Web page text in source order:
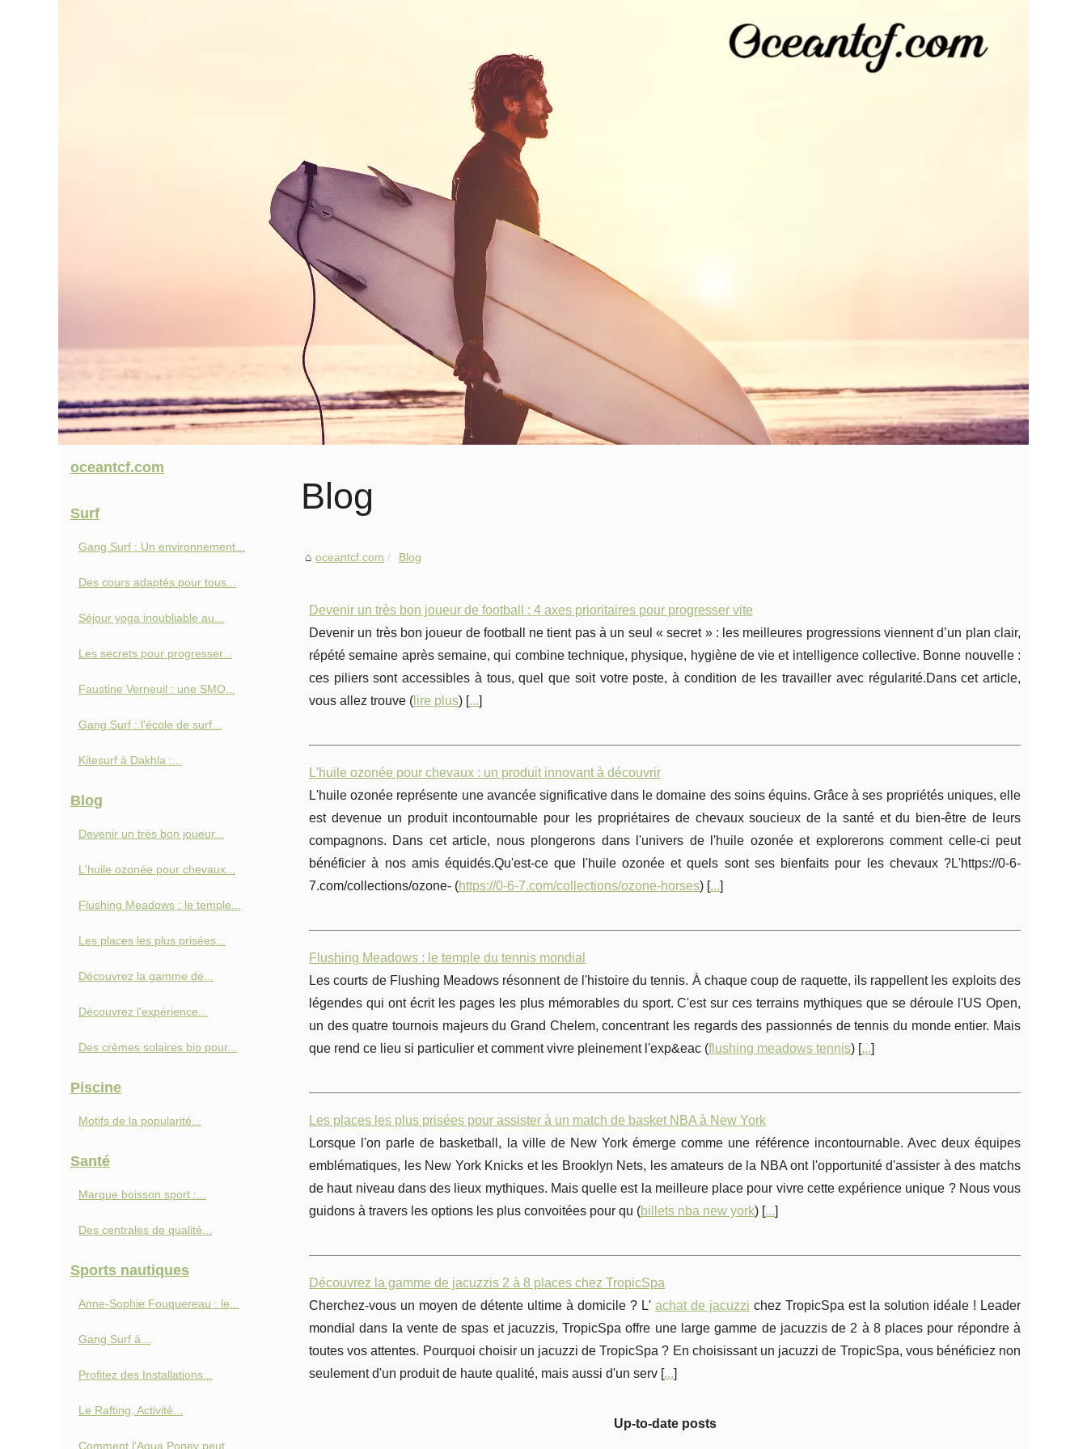
Blog
oceantcf.com Blog
Devenir un très bon joueur de football : 4 axes prioritaires pour progresser vite
Devenir un très bon joueur de football ne tient pas à un seul « secret » : les meilleures progressions viennent d’un plan clair,
répété semaine après semaine, qui combine technique, physique, hygiène de vie et intelligence collective. Bonne nouvelle :
ces piliers sont accessibles à tous, quel que soit votre poste, à condition de les travailler avec régularité.Dans cet article,
vous allez trouve ( lire plus) [...]
L'huile ozonée pour chevaux : un produit innovant à découvrir
L'huile ozonée représente une avancée significative dans le domaine des soins équins. Grâce à ses propriétés uniques, elle
est devenue un produit incontournable pour les propriétaires de chevaux soucieux de la santé et du bien-être de leurs
compagnons. Dans cet article, nous plongerons dans l'univers de l'huile ozonée et explorerons comment celle-ci peut
bénéficier à nos amis équidés.Qu'est-ce que l'huile ozonée et quels sont ses bienfaits pour les chevaux ?L'https://0-6-
7.com/collections/ozone- (https://0-6-7.com/collections/ozone-horses) [...]
Flushing Meadows : le temple du tennis mondial
Les courts de Flushing Meadows résonnent de l'histoire du tennis. À chaque coup de raquette, ils rappellent les exploits des
légendes qui ont écrit les pages les plus mémorables du sport. C'est sur ces terrains mythiques que se déroule l'US Open,
un des quatre tournois majeurs du Grand Chelem, concentrant les regards des passionnés de tennis du monde entier. Mais
que rend ce lieu si particulier et comment vivre pleinement l'exp&eac (flushing meadows tennis) [...]
Les places les plus prisées pour assister à un match de basket NBA à New York
Lorsque l'on parle de basketball, la ville de New York émerge comme une référence incontournable. Avec deux équipes
emblématiques, les New York Knicks et les Brooklyn Nets, les amateurs de la NBA ont l'opportunité d'assister à des matchs
de haut niveau dans des lieux mythiques. Mais quelle est la meilleure place pour vivre cette expérience unique ? Nous vous
guidons à travers les options les plus convoitées pour qu (billets nba new york) [...]
Découvrez la gamme de jacuzzis 2 à 8 places chez TropicSpa
Cherchez-vous un moyen de détente ultime à domicile ? L' achat de jacuzzi chez TropicSpa est la solution idéale ! Leader
mondial dans la vente de spas et jacuzzis, TropicSpa offre une large gamme de jacuzzis de 2 à 8 places pour répondre à
toutes vos attentes. Pourquoi choisir un jacuzzi de TropicSpa ? En choisissant un jacuzzi de TropicSpa, vous bénéficiez non
seulement d'un produit de haute qualité, mais aussi d'un serv [...]
Up-to-date posts
oceantcf.com
Surf
Gang Surf : Un environnement...
Des cours adaptés pour tous...
Séjour yoga inoubliable au...
Les secrets pour progresser...
Faustine Verneuil : une SMO...
Gang Surf : l'école de surf...
Kitesurf à Dakhla :...
Blog
Devenir un très bon joueur...
L'huile ozonée pour chevaux...
Flushing Meadows : le temple...
Les places les plus prisées...
Découvrez la gamme de...
Découvrez l'expérience...
Des crèmes solaires bio pour...
Piscine
Motifs de la popularité...
Santé
Marque boisson sport :...
Des centrales de qualité...
Sports nautiques
Anne‑Sophie Fouquereau : le...
Gang Surf à...
Profitez des Installations...
Le Rafting, Activité...
Comment l'Aqua Poney peut...